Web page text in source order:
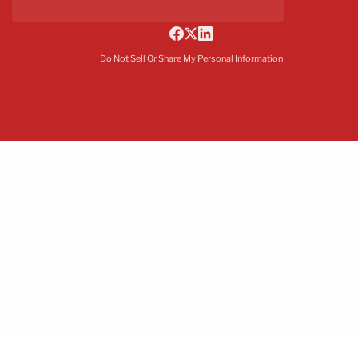
Do Not Sell Or Share My Personal Information